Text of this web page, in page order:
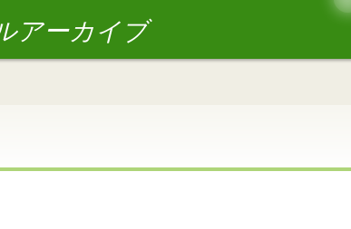
アーカイブ